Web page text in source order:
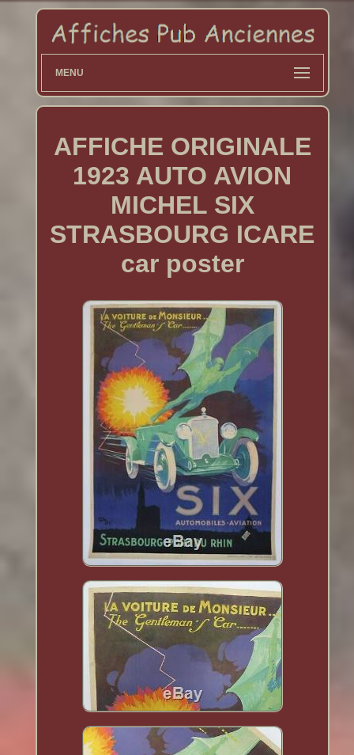
MENU
AFFICHE ORIGINALE
1923 AUTO AVION
MICHEL SIX
STRASBOURG ICARE
car poster